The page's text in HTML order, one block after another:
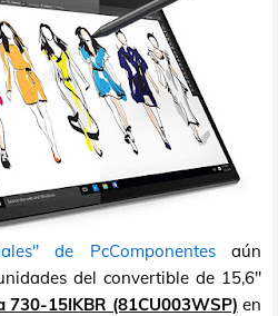
de PcComponentesaún
del convertible de 15,6"
730-15IKBR (81CU003WSP) en